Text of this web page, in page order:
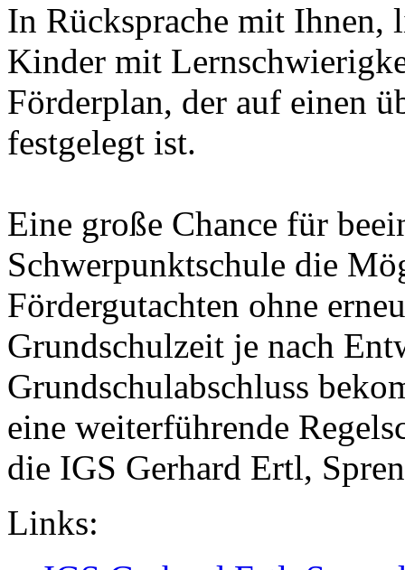
In Rücksprache mit
Kinder mit
Förderplan, der auf einen
festgelegt ist.
Eine große Chance für
Schwerpunktschule die
Fördergutachten ohne
Grundschulzeit je nach
Grundschulabschluss
eine weiterführende
die IGS Gerhard Ertl,
Links: